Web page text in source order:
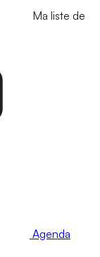
Ma liste de
Agenda